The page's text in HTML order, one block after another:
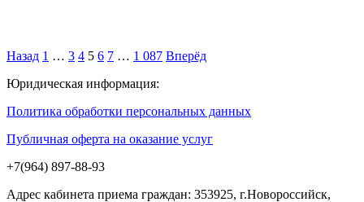
Назад 1 … 3 4 5 6 7 … 1 087 Вперёд
Юридическая информация:
Политика обработки персональных данных
Публичная оферта на оказание услуг
+7(964) 897-88-93
Адрес кабинета приема граждан: 353925, г.Новороссийск,